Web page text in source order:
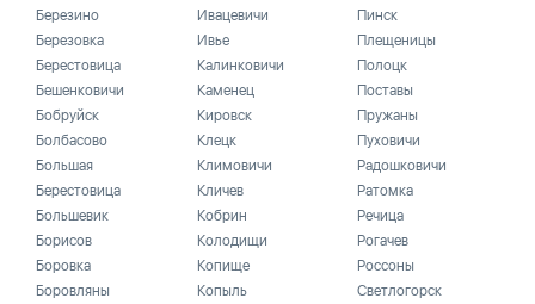
Березино
Березовка
Берестовица
Бешенковичи
Бобруйск
Болбасово
Большая
Берестовица
Большевик
Борисов
Боровка
Боровляны
Ивацевичи
Ивье
Калинковичи
Каменец
Кировск
Клецк
Климовичи
Кличев
Кобрин
Колодищи
Копище
Копыль
Пинск
Плещеницы
Полоцк
Поставы
Пружаны
Пуховичи
Радошковичи
Ратомка
Речица
Рогачев
Россоны
Светлогорск